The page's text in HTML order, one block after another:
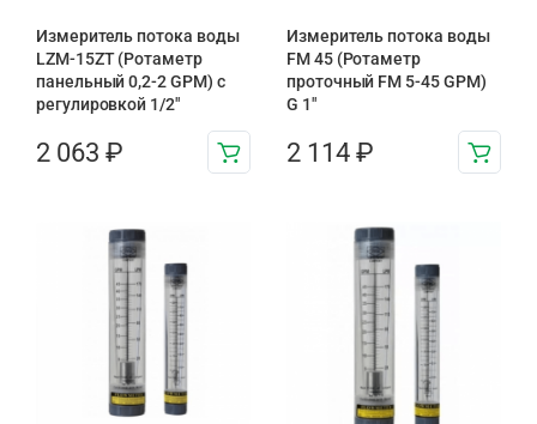
Измеритель потока воды
LZM-15ZT (Ротаметр
панельный 0,2-2 GPM) с
регулировкой 1/2″
2 063 ₽
Измеритель потока воды
FM 45 (Ротаметр
проточный FM 5-45 GPM)
G 1″
2 114 ₽